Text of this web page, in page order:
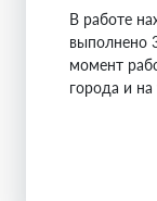
В работе
выполнено
момент
города и